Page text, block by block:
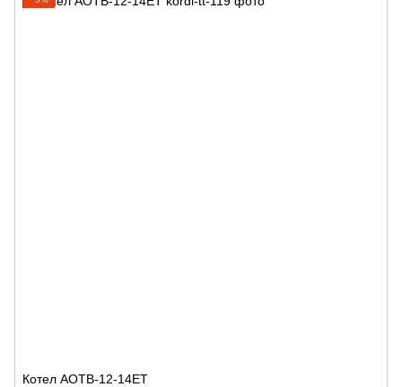
Котел АОТВ-12-14ЕТ